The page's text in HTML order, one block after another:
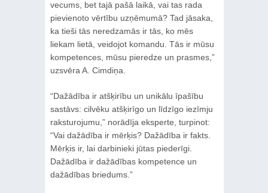
vecums, bet tajā pašā laikā, vai tas rada
pievienoto vērtību uzņēmumā? Tad jāsaka,
ka tieši tās neredzamās ir tās, ko mēs
liekam lietā, veidojot komandu. Tās ir mūsu
kompetences, mūsu pieredze un prasmes,”
uzsvēra A. Cimdiņa.
“Dažādība ir atšķirību un unikālu īpašību
sastāvs: cilvēku atšķirīgo un līdzīgo iezīmju
raksturojumu,” norādīja eksperte, turpinot:
“Vai dažādība ir mērķis? Dažādība ir fakts.
Mērķis ir, lai darbinieki jūtas piederīgi.
Dažādība ir dažādības kompetence un
dažādības briedums.”